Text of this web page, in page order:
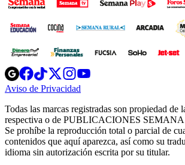
Opens
in
new
Opens
in
new
Opens
in
new
window
Opens
new
windowwindow
Aviso de Privacidad
new
window
Todas las marcas registradas son propiedad de
respectiva o de PUBLICACIONES
Se prohíbe la reproducción total o parcial de
contenidos que aquí aparezca, así como su
idioma sin autorización escrita por su titular.